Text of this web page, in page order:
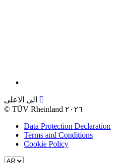
الى الاعلى
©
TÜV Rheinland ٢٠٢٦
Data Protection Declaration
Terms and Conditions
Cookie Policy